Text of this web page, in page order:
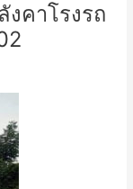
คาโรงรถ